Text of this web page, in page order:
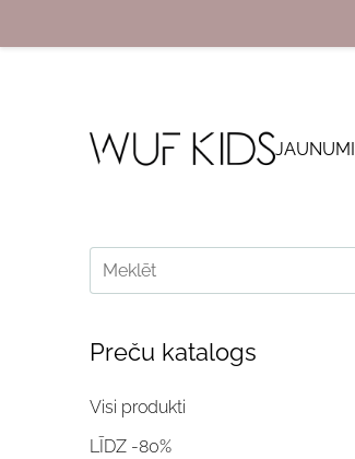
JAUNUMI
Preču katalogs
Visi produkti
LĪDZ -80%